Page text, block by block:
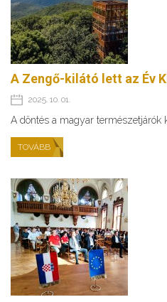
A Zengő-kilátó lett az Év
2025. 10. 01.
A döntés a magyar természetjárók
TOVÁBB